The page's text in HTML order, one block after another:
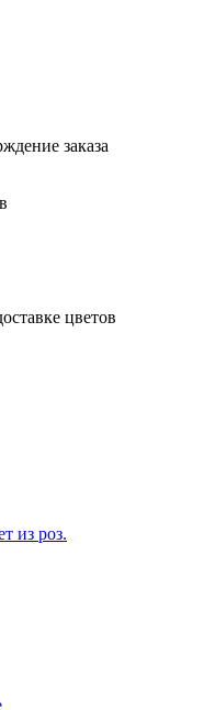
заказа
цветов
из роз.